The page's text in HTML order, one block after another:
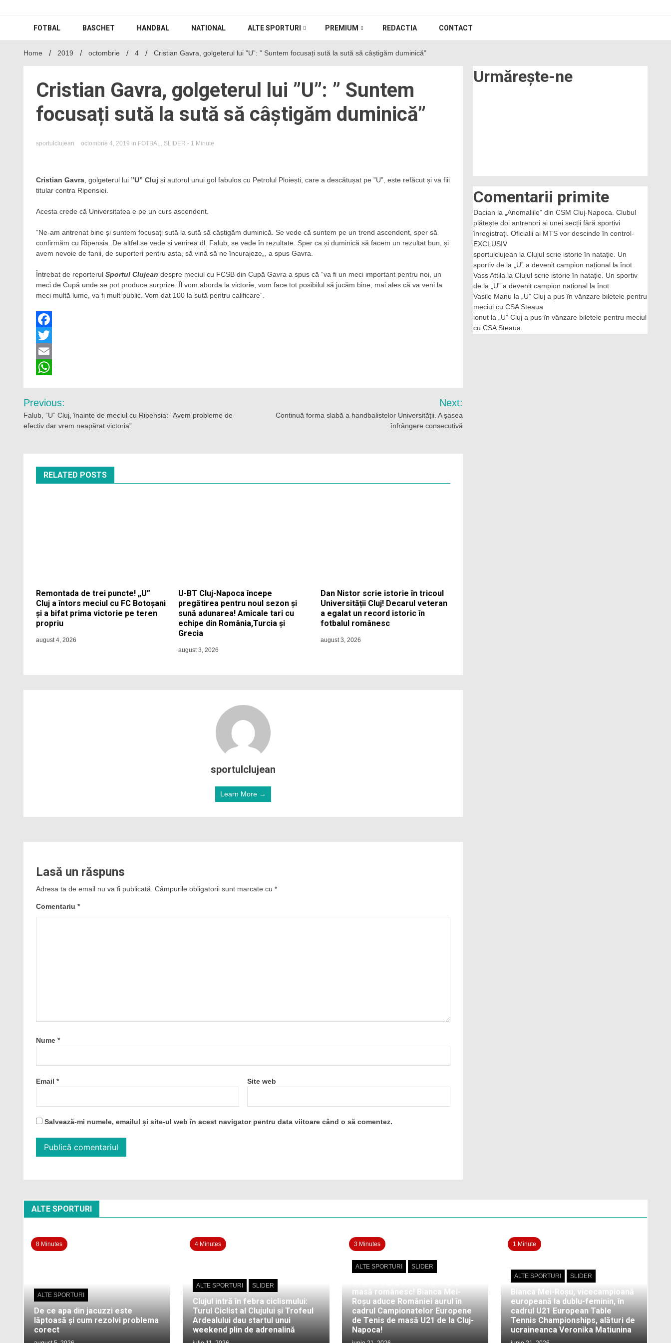
FOTBAL BASCHET HANDBAL NATIONAL ALTE SPORTURI PREMIUM REDACTIA CONTACT
Home 2019 octombrie 4 Cristian Gavra, golgeterul lui ”U”: ” Suntem focusați sută la sută să câștigăm duminică”
Cristian Gavra, golgeterul lui ”U”: ” Suntem
focusați sută la sută să câștigăm duminică”
sportulclujean octombrie 4, 2019 in FOTBAL, SLIDER - 1 Minute
Cristian Gavra , golgeterul lui ”U” Cluj și autorul unui gol fabulos cu Petrolul Ploiești, care a descătușat pe ”U”, este refăcut și va fiii
titular contra Ripensiei.
Acesta crede că Universitatea e pe un curs ascendent.
”Ne-am antrenat bine și suntem focusați sută la sută să câștigăm duminică. Se vede că suntem pe un trend ascendent, sper să
confirmăm cu Ripensia. De altfel se vede și venirea dl. Falub, se vede în rezultate. Sper ca și duminică să facem un rezultat bun, și
avem nevoie de fanii, de suporteri pentru asta, să vină să ne încurajeze„, a spus Gavra.
Întrebat de reporterul Sportul Clujean despre meciul cu FCSB din Cupă Gavra a spus că ”va fi un meci important pentru noi, un
meci de Cupă unde se pot produce surprize. Îl vom aborda la victorie, vom face tot posibilul să jucăm bine, mai ales că va veni la
meci multă lume, va fi mult public. Vom dat 100 la sută pentru calificare”.
Facebook
Twitter
Email
Navigare
în
Previous:
Falub, ”U” Cluj, înainte de meciul cu Ripensia: ”Avem probleme de
efectiv dar vrem neapărat victoria”
Next:
Continuă forma slabă a handbalistelor Universității. A șasea
înfrângere consecutivă
RELATED POSTS
Remontada de trei puncte! „U”
Cluj a întors meciul cu FC Botoșani
și a bifat prima victorie pe teren
propriu
august 4, 2026
U-BT Cluj-Napoca începe
pregătirea pentru noul sezon și
sună adunarea! Amicale tari cu
echipe din România,Turcia și
Grecia
august 3, 2026
Dan Nistor scrie istorie în tricoul
Universității Cluj! Decarul veteran
a egalat un record istoric în
fotbalul românesc
august 3, 2026
sportulclujean
Learn More →
Lasă un răspuns
Adresa ta de email nu va fi publicată. Câmpurile obligatorii sunt marcate cu *
Comentariu *
Nume *
Email * Site web
Salvează-mi numele, emailul și site-ul web în acest navigator pentru data viitoare când o să comentez.
Urmărește-ne
Comentarii primite
Dacian la
„Anomaliile” din CSM Cluj-Napoca. Clubul
plătește doi antrenori ai unei secții fără sportivi
înregistrați. Oficialii ai MTS vor descinde în control-
EXCLUSIV
sportulclujean la Clujul scrie istorie în natație. Un
sportiv de la „U” a devenit campion național la înot
Vass Attila la Clujul scrie istorie în natație. Un sportiv
de la „U” a devenit campion național la înot
Vasile Manu la
„U” Cluj a pus în vânzare biletele pentru
meciul cu CSA Steaua
ionut la
„U” Cluj a pus în vânzare biletele pentru meciul
cu CSA Steaua
ALTE SPORTURI
8 Minutes
ALTE SPORTURI
De ce apa din jacuzzi este
lăptoasă și cum rezolvi problema
corect
4 Minutes
ALTE SPORTURI SLIDER
Clujul intră în febra ciclismului:
Turul Ciclist al Clujului și Trofeul
Ardealului dau startul unui
weekend plin de adrenalină
3 Minutes
ALTE SPORTURI SLIDER
masă românesc! Bianca Mei-
Roșu aduce României aurul în
cadrul Campionatelor Europene
de Tenis de masă U21 de la Cluj-
Napoca!
1 Minute
ALTE SPORTURI SLIDER
Bianca Mei-Roșu, vicecampioană
europeană la dublu-feminin, în
cadrul U21 European Table
Tennis Championships, alături de
ucraineanca Veronika Matiunina